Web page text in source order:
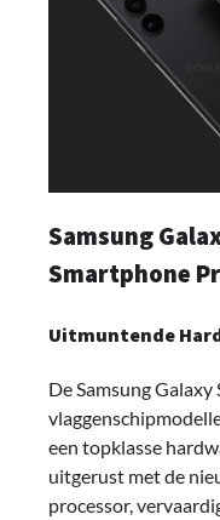
Samsung
Smartphone
Uitmuntende
De Samsung Galaxy
een topklasse
uitgerust met de
processor,